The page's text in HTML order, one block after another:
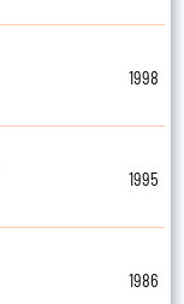
1998
1995
1986